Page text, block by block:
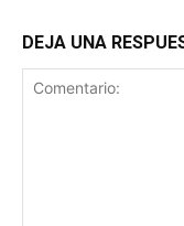
DEJA UNA